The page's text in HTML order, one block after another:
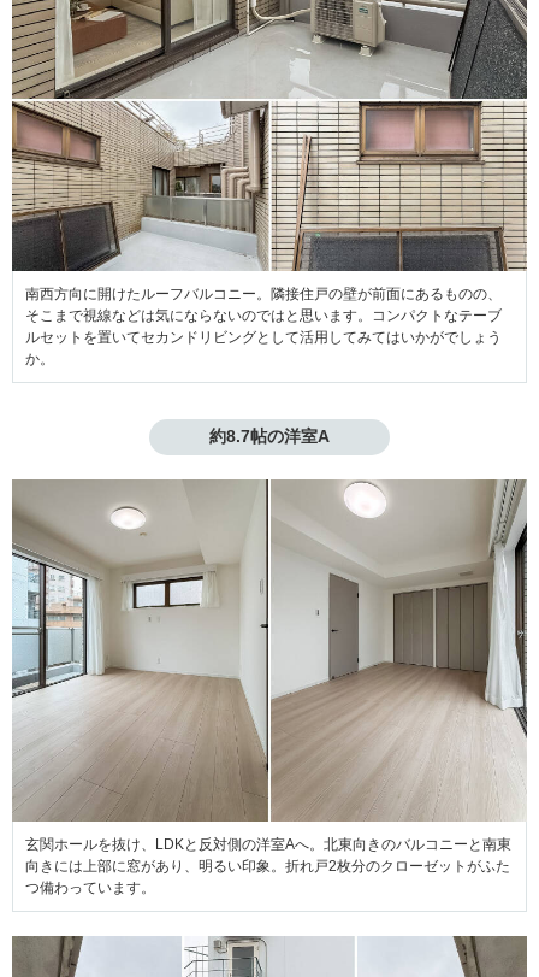
南西方向に開けたルーフバルコニー。隣接住戸の壁が前面にあるものの、
そこまで視線などは気にならないのではと思います。コンパクトなテーブ
ルセットを置いてセカンドリビングとして活用してみてはいかがでしょう
か。
約8.7帖の洋室A
玄関ホールを抜け、LDKと反対側の洋室Aへ。北東向きのバルコニーと南東
向きには上部に窓があり、明るい印象。折れ戸2枚分のクローゼットがふた
つ備わっています。